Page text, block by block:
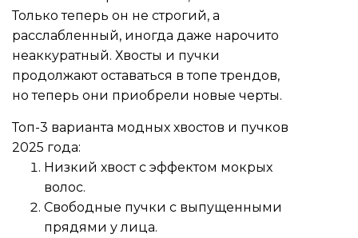
Только теперь он не строгий, а
расслабленный, иногда даже нарочито
неаккуратный. Хвосты и пучки
продолжают оставаться в топе трендов,
но теперь они приобрели новые черты.
Топ-3 варианта модных хвостов и пучков
2025 года:
Низкий хвост с эффектом мокрых
волос.
Свободные пучки с выпущенными
прядями у лица.